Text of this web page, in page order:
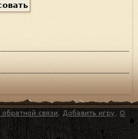
связи, Добавить игру, О